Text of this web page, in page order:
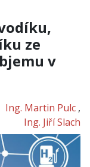
ze
v
Ing. Martin Pulc ,
Ing. Jiří Slach